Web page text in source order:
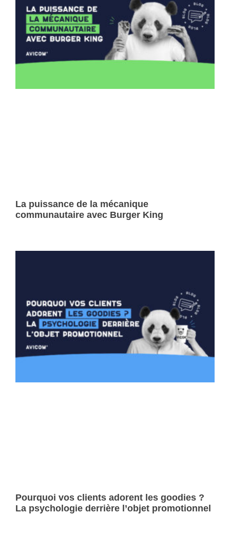
La puissance de la mécanique
communautaire avec Burger King
Pourquoi vos clients adorent les goodies ?
La psychologie derrière l’objet promotionnel